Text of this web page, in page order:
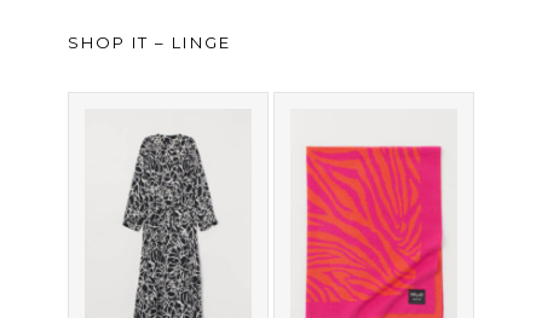
SHOP IT – LINGE